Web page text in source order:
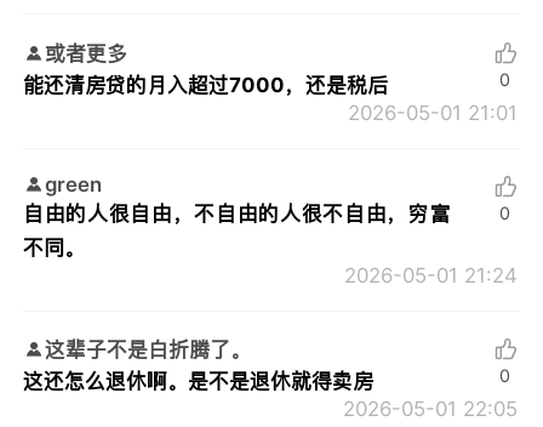
或者更多
能还清房贷的月入超过7000，还是税后
2026-05-01 21:01
0
green
自由的人很自由，不自由的人很不自由，穷富
不同。
2026-05-01 21:24
0
这辈子不是白折腾了。
这还怎么退休啊。是不是退休就得卖房
2026-05-01 22:05
0